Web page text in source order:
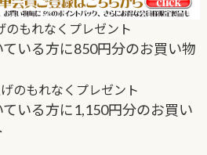
もれなくプレゼント
いる方に850円分のお買い物
のもれなくプレゼント
いる方に1,150円分のお買い